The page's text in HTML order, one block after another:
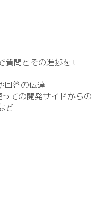
質問とその進捗をモニ
回答の伝達
ての開発サイドからの
ど